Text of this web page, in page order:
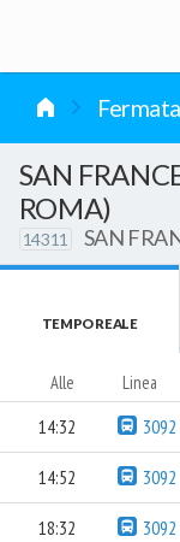
Fermata
SAN
ROMA)
14311 SAN
TEMPO REALE
Alle Linea
14:32 3092
14:52 3092
18:32 3092